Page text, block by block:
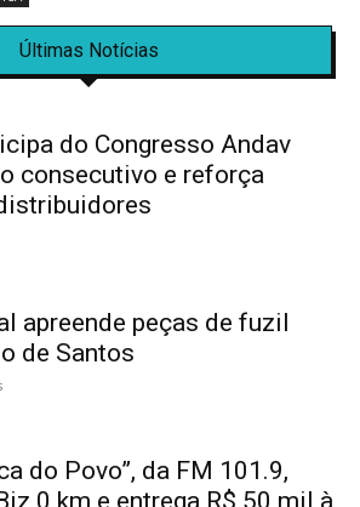
Últimas Notícias
do Congresso Andav
consecutivo e reforça
apreende peças de fuzil
de Santos
do Povo”, da FM 101.9,
0 km e entrega R$ 50 mil à